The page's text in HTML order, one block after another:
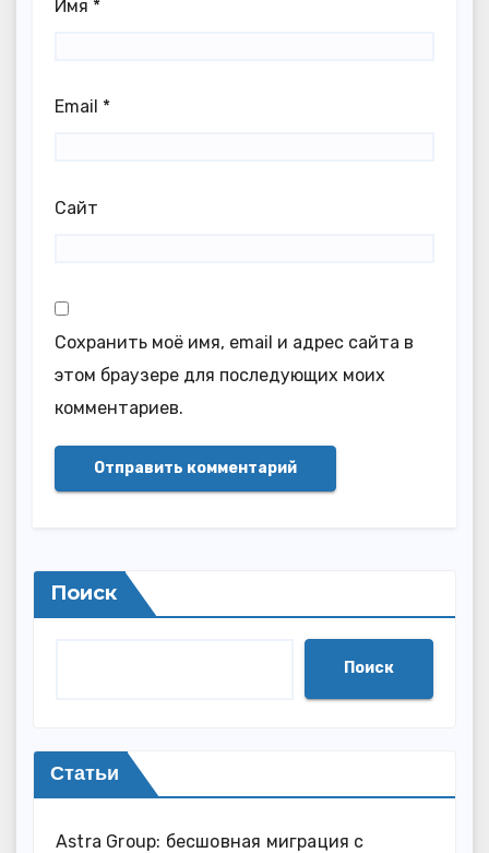
Имя *
Email *
Сайт
Сохранить моё имя, email и адрес сайта в
этом браузере для последующих моих
комментариев.
Поиск
Поиск
Статьи
Astra Group: бесшовная миграция с